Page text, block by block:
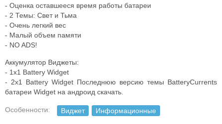
- Оценка оставшееся время работы батареи
- 2 Темы: Свет и Тьма
- Очень легкий вес
- Малый объем памяти
- NO ADS!
Аккумулятор Виджеты:
- 1x1 Battery Widget
- 2x1 Battery Widget Последнюю версию темы BatteryCurrents
батареи Widget на андроид скачать.
Особенности: Виджет Информационные